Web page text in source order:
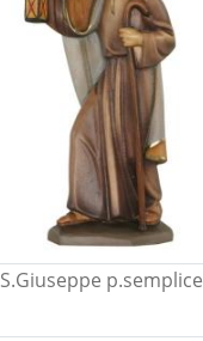
S.Giuseppe p.semplice